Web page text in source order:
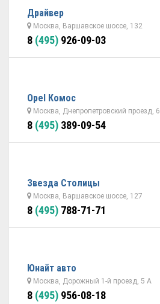
Драйвер
Москва, Варшавское шоссе, 132
8 (495) 926-09-03
Opel Комос
Москва, Днепропетровский проезд, 6
8 (495) 389-09-54
Звезда Столицы
Москва, Варшавское шоссе, 127
8 (495) 788-71-71
Юнайт авто
Москва, Дорожный 1-й проезд, 5 А
8 (495) 956-08-18